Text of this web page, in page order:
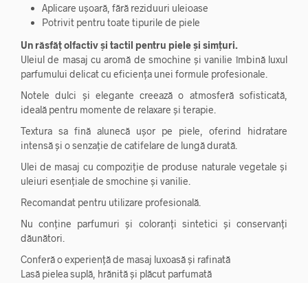
Aplicare ușoară, fără reziduuri uleioase
Potrivit pentru toate tipurile de piele
Un răsfăț olfactiv și tactil pentru piele și simțuri.
Uleiul de masaj cu aromă de smochine și vanilie îmbină luxul
parfumului delicat cu eficiența unei formule profesionale.
Notele dulci și elegante creează o atmosferă sofisticată,
ideală pentru momente de relaxare și terapie.
Textura sa fină alunecă ușor pe piele, oferind hidratare
intensă și o senzație de catifelare de lungă durată.
Ulei de masaj cu compoziție de produse naturale vegetale și
uleiuri esențiale de smochine și vanilie.
Recomandat pentru utilizare profesională.
Nu conține parfumuri și coloranți sintetici și conservanți
dăunători.
Conferă o experiență de masaj luxoasă și rafinată
Lasă pielea suplă, hrănită și plăcut parfumată